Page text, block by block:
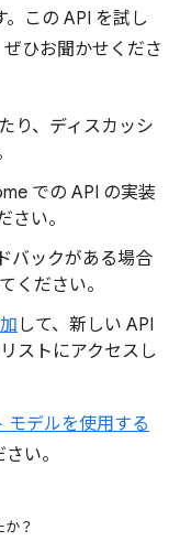
この API を試し
ひお聞かせくださ
り、ディスカッシ
での API の実装
い。
バックがある場合
ください。
して、新しい API
ストにアクセスし
モデルを使用する
い。
？